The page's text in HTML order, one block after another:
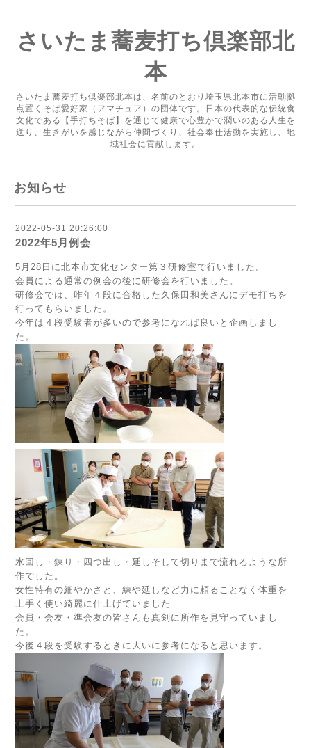
さいたま蕎麦打ち倶楽部北
本
さいたま蕎麦打ち倶楽部北本は、名前のとおり埼玉県北本市に活動拠
点置くそば愛好家（アマチュア）の団体です。日本の代表的な伝統食
文化である【手打ちそば】を通じて健康で心豊かで潤いのある人生を
送り、生きがいを感じながら仲間づくり、社会奉仕活動を実施し、地
域社会に貢献します。
お知らせ
2022-05-31 20:26:00
2022年5月例会
5月28日に北本市文化センター第３研修室で行いました。
会員による通常の例会の後に研修会を行いました。
研修会では、昨年４段に合格した久保田和美さんにデモ打ちを
行ってもらいました。
今年は４段受験者が多いので参考になれば良いと企画しまし
た。
水回し・錬り・四つ出し・延しそして切りまで流れるような所
作でした。
女性特有の細やかさと、練や延しなど力に頼ることなく体重を
上手く使い綺麗に仕上げていました
会員・会友・準会友の皆さんも真剣に所作を見守っていまし
た。
今後４段を受験するときに大いに参考になると思います。